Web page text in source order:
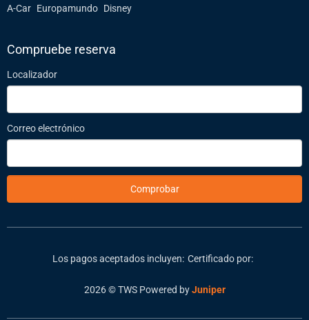
A-Car Europamundo Disney
Compruebe reserva
Localizador
Correo electrónico
Comprobar
Los pagos aceptados incluyen: Certificado por:
2026 © TWS Powered byJuniper